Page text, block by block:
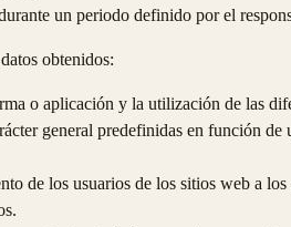
un periodo definido por el
obtenidos:
o aplicación y la utilización de las
general predefinidas en función
de los usuarios de los sitios web a los